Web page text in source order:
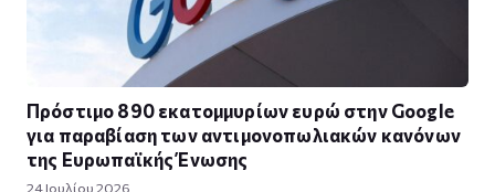
Πρόστιμο 890 εκατομμυρίων ευρώ στην Google
για παραβίαση των αντιμονοπωλιακών κανόνων
της Ευρωπαϊκής Ένωσης
24 Ιουλίου 2026